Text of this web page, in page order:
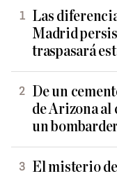
Las
Madrid
traspasará
De un
de Arizona al
un
El misterio